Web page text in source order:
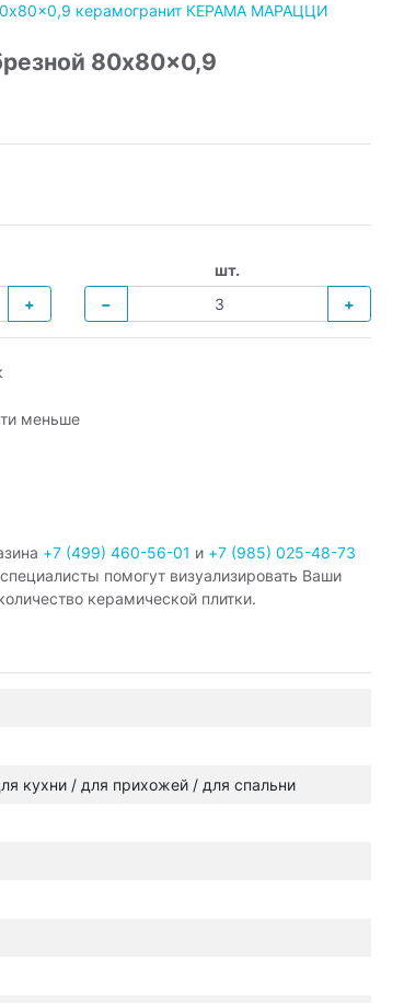
керамогранит КЕРАМА МАРАЦЦИ
80x80x0,9
+
шт.
−
+
меньше
+7 (499) 460-56-01 и +7 (985) 025-48-73
помогут визуализировать Ваши
керамической плитки.
кухни / для прихожей / для спальни